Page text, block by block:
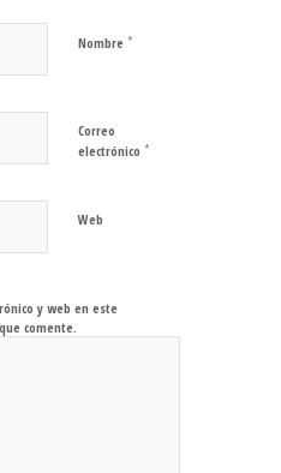
Nombre *
Correo
electrónico *
Web
y web en este
comente.